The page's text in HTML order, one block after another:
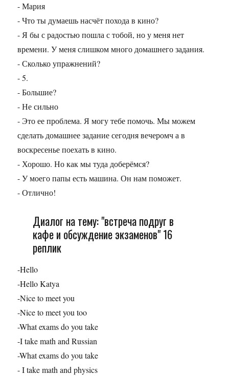
- Мария
- Что ты думаешь насчёт похода в кино?
- Я бы с радостью пошла с тобой, но у меня нет
времени. У меня слишком много домашнего задания.
- Сколько упражнений?
- 5.
- Большие?
- Не сильно
- Это ее проблема. Я могу тебе помочь. Мы можем
сделать домашнее задание сегодня вечеромч а в
воскресенье поехать в кино.
- Хорошо. Но как мы туда доберёмся?
- У моего папы есть машина. Он нам поможет.
- Отлично!
Диалог на тему: "встреча подруг в
кафе и обсуждение экзаменов" 16
реплик
-Hello
-Hello Katya
-Nice to meet you
-Nice to meet you too
-What exams do you take
-I take math and Russian
-What exams do you take
- I take math and physics